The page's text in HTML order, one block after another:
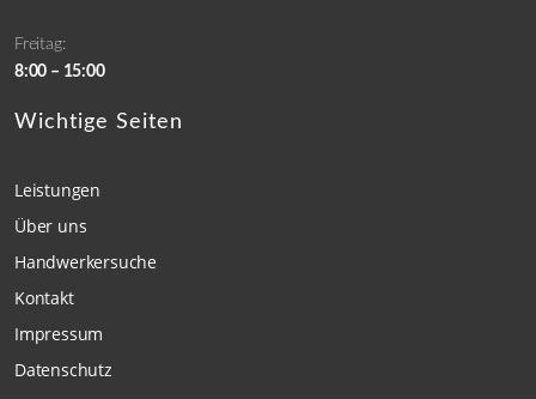
Freitag:
8:00 – 15:00
Wichtige Seiten
Leistungen
Über uns
Handwerkersuche
Kontakt
Impressum
Datenschutz